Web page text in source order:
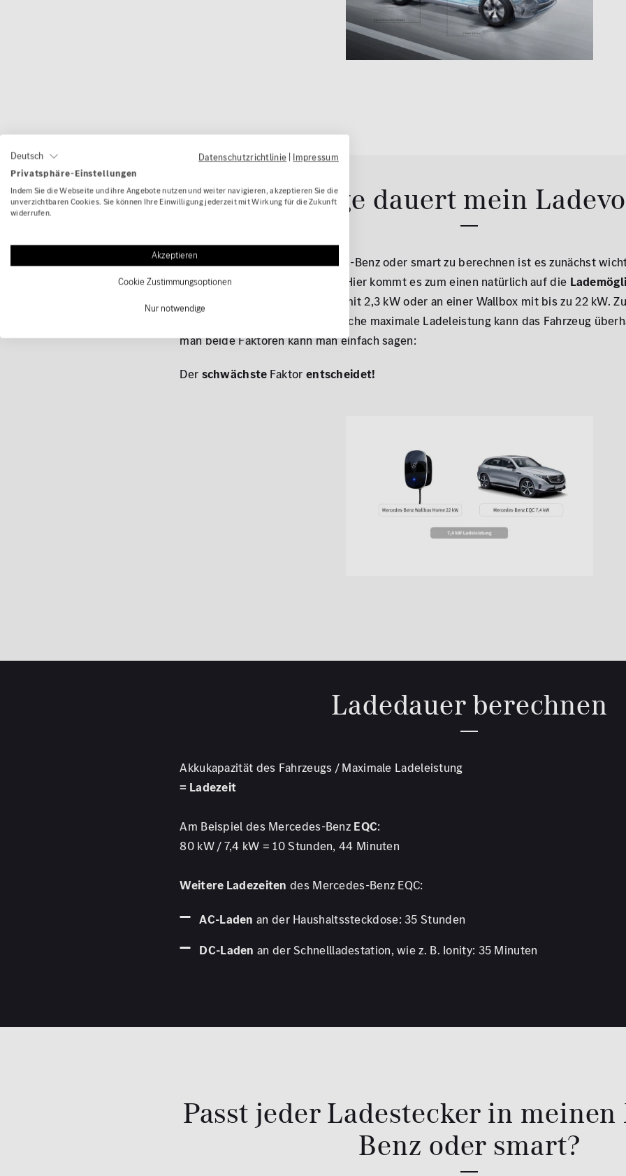
Wie lange dauert mein
Um die Ladezeit Ihres Mercedes-Benz oder smart zu berechnen ist es zunächst
Ladeleistung
zu identifizieren. Hier kommt es zum einen natürlich auf die
an meiner Haushaltssteckdose mit 2,3 kW oder an einer Wallbox mit bis zu 22 kW.
an. Welche maximale Ladeleistung kann das Fahrzeug
man beide Faktoren kann man einfach sagen:
Der schwächste Faktor entscheidet!
Ladedauer berechnen
Akkukapazität des Fahrzeugs / Maximale Ladeleistung
= Ladezeit
Am Beispiel des Mercedes-Benz EQC:
80 kW / 7,4 kW = 10 Stunden, 44 Minuten
Weitere Ladezeiten des Mercedes-Benz EQC:
AC-Laden an der Haushaltssteckdose: 35 Stunden
DC-Laden an der Schnellladestation, wie z. B. Ionity: 35 Minuten
Passt jeder Ladestecker in meinen
Benz oder smart?
Deutsch Datenschutzrichtlinie | Impressum
Privatsphäre-Einstellungen
Indem Sie die Webseite und ihre Angebote nutzen und weiter navigieren, akzeptieren Sie die
unverzichtbaren Cookies. Sie können Ihre Einwilligung jederzeit mit Wirkung für die Zukunft
widerrufen.
Akzeptieren
Cookie Zustimmungsoptionen
Nur notwendige